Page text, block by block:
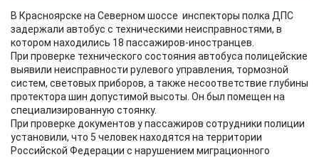
В Красноярске на Северном шоссе инспекторы полка ДПС
задержали автобус с техническими неисправностями, в
котором находились 18 пассажиров-иностранцев.
При проверке технического состояния автобуса полицейские
выявили неисправности рулевого управления, тормозной
систем, световых приборов, а также несоответствие глубины
протектора шин допустимой высоты. Он был помещен на
специализированную стоянку.
При проверке документов у пассажиров сотрудники полиции
установили, что 5 человек находятся на территории
Российской Федерации с нарушением миграционного